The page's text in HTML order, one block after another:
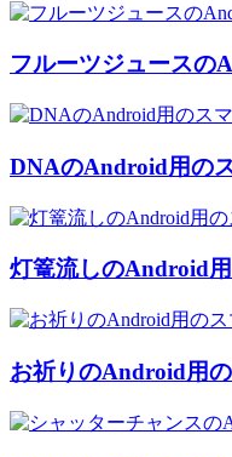
フルーツジュースの
DNAのAndroid用の
灯篭流しのAndroid
お祈りのAndroid用